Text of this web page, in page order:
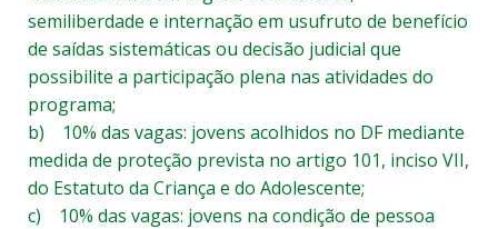
semiliberdade e internação em usufruto de benefício
de saídas sistemáticas ou decisão judicial que
possibilite a participação plena nas atividades do
programa;
b) 10% das vagas: jovens acolhidos no DF mediante
medida de proteção prevista no artigo 101, inciso VII,
do Estatuto da Criança e do Adolescente;
c) 10% das vagas: jovens na condição de pessoa